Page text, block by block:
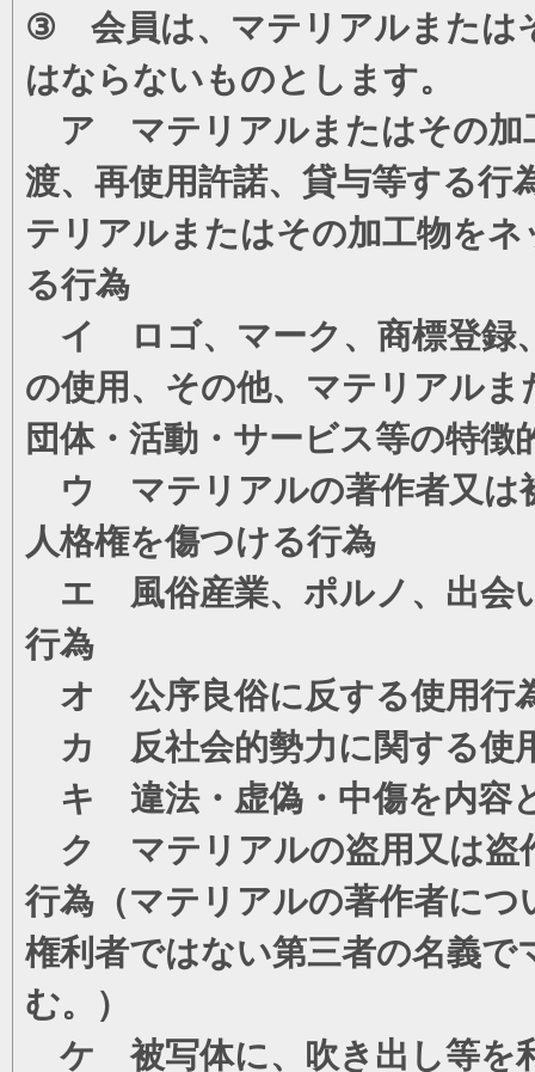
③ 会員は、マテリアルまたは
はならないものとします。
ア マテリアルまたはその加
渡、再使用許諾、貸与等する行
テリアルまたはその加工物を
る行為
イ ロゴ、マーク、商標登録
の使用、その他、マテリアル
団体・活動・サービス等の特
ウ マテリアルの著作者又は
人格権を傷つける行為
エ 風俗産業、ポルノ、出会
行為
オ 公序良俗に反する使用行
カ 反社会的勢力に関する使
キ 違法・虚偽・中傷を内容
ク マテリアルの盗用又は盗
行為（マテリアルの著作者に
権利者ではない第三者の名義
む。）
ケ 被写体に、吹き出し等を